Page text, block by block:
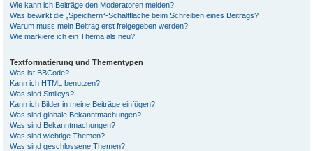
Wie kann ich Beiträge den Moderatoren melden?
Was bewirkt die „Speichern“-Schaltfläche beim Schreiben eines Beitrags?
Warum muss mein Beitrag erst freigegeben werden?
Wie markiere ich ein Thema als neu?
Textformatierung und Thementypen
Was ist BBCode?
Kann ich HTML benutzen?
Was sind Smileys?
Kann ich Bilder in meine Beiträge einfügen?
Was sind globale Bekanntmachungen?
Was sind Bekanntmachungen?
Was sind wichtige Themen?
Was sind geschlossene Themen?